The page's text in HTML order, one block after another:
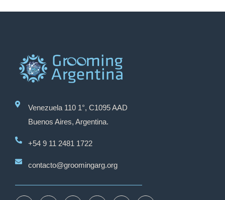
Venezuela 110 1°, C1095 AAD
Buenos Aires, Argentina.
+54 9 11 2481 1722
contacto@groomingarg.org